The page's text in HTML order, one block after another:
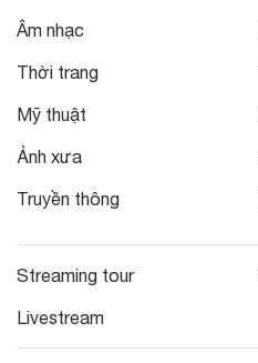
Âm nhạc
Thời trang
Mỹ thuật
Ảnh xưa
Truyền thông
Streaming tour
Livestream